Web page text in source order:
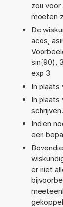
zou
moeten
De
acos,
sin(90),
exp 3
In plaats
In
schrijven.
Indien
een
er niet